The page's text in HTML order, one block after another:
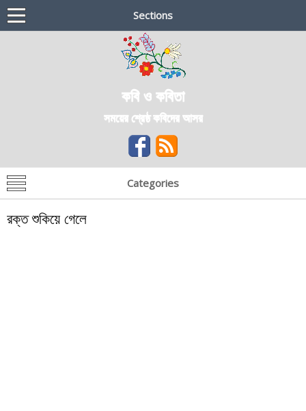
Sections
কবি ও কবিতা
সময়ের শ্রেষ্ঠ কবিদের আসর
Categories
রক্ত শুকিয়ে গেলে